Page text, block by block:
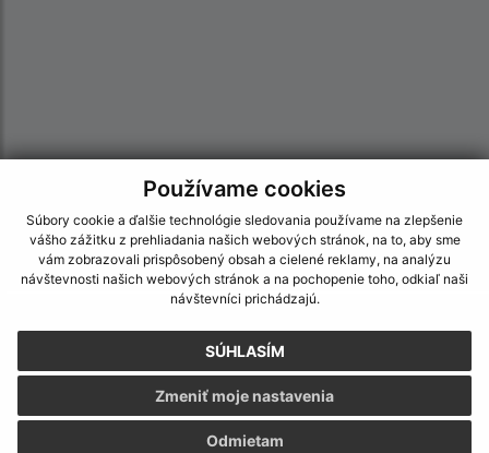
Používame cookies
Súbory cookie a ďalšie technológie sledovania používame na zlepšenie
vášho zážitku z prehliadania našich webových stránok, na to, aby sme
vám zobrazovali prispôsobený obsah a cielené reklamy, na analýzu
návštevnosti našich webových stránok a na pochopenie toho, odkiaľ naši
návštevníci prichádzajú.
SÚHLASÍM
Odmietam
Zmeniť moje nastavenia
Vyhlásenie o prístupnosti
Autorské práva
Ochrana osobných údajov